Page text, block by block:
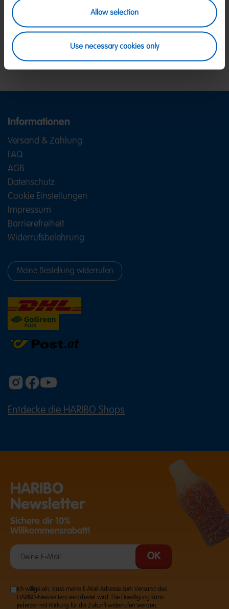
Allow selection
Use necessary cookies only
Ab 39 € innerhalb Deutschlands
Ab 79 € nach Österreich
Wir sind Mo-Fr von 08-18:00 Uhr für dich da.
2641 300 1001oder über unserKontaktformular.
Informationen
Versand & Zahlung
FAQ
AGB
Datenschutz
Cookie Einstellungen
Impressum
Barrierefreiheit
Widerrufsbelehrung
Meine Bestellung widerrufen
Entdecke die HARIBO Shops
HARIBO
Newsletter
Sichere dir 10%
Willkommensrabatt!
Ich willige ein, dass meine E-Mail-Adresse zum Versand des
HARIBO-Newsletters verarbeitet wird. Die Einwilligung kann
jederzeit mit Wirkung für die Zukunft widerrufen werden.